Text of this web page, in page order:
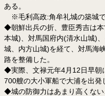
ある。
※毛利高政:角牟礼城の築城
◆朝鮮出兵の折、豊臣秀吉は
本城)、対馬国府内(清水山城)
城、内方山城)を経て、対馬海
路を整備した。
◆実際、文禄元年4月12日早朝
700艘の大小軍船で大浦を出発
◆城の防御力はあまり高くな